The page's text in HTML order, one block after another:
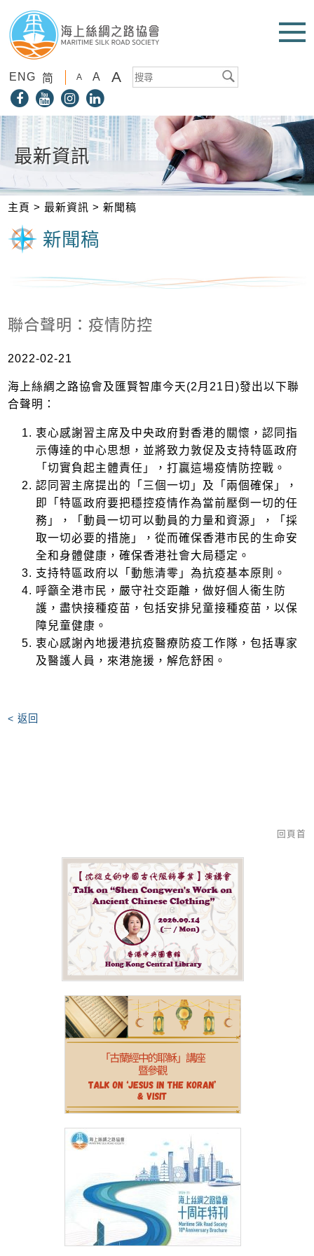
ENG 简 A A A
最新資訊
主頁 >最新資訊 >新聞稿
新聞稿
聯合聲明：疫情防控
2022-02-21
海上絲綢之路協會及匯賢智庫今天(2月21日)發出以下聯
合聲明：
衷心感謝習主席及中央政府對香港的關懷，認同指
示傳達的中心思想，並將致力敦促及支持特區政府
「切實負起主體責任」，打贏這場疫情防控戰。
認同習主席提出的「三個一切」及「兩個確保」，
即「特區政府要把穩控疫情作為當前壓倒一切的任
務」，「動員一切可以動員的力量和資源」，「採
取一切必要的措施」，從而確保香港市民的生命安
全和身體健康，確保香港社會大局穩定。
支持特區政府以「動態清零」為抗疫基本原則。
呼籲全港市民，嚴守社交距離，做好個人衞生防
護，盡快接種疫苗，包括安排兒童接種疫苗，以保
障兒童健康。
衷心感謝內地援港抗疫醫療防疫工作隊，包括專家
及醫護人員，來港施援，解危舒困。
< 返回
回頁首